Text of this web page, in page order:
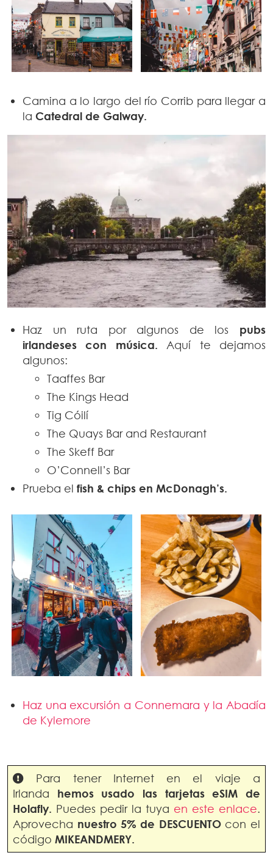
Camina a lo largo del río Corrib para llegar a
la Catedral de Galway.
Haz un ruta por algunos de los pubs
irlandeses con música. Aquí te dejamos
algunos:
Taaffes Bar
The Kings Head
Tig Cóilí
The Quays Bar and Restaurant
The Skeff Bar
O’Connell’s Bar
Prueba el fish & chips en McDonagh’s.
Haz una excursión a Connemara y la Abadía
de Kylemore
Para tener Internet en el viaje a
Irlanda hemos usado las tarjetas eSIM de
Holafly. Puedes pedir la tuya en este enlace.
Aprovecha nuestro 5% de DESCUENTOcon el
código MIKEANDMERY.